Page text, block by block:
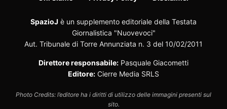
SpazioJ è un supplemento editoriale della Testata
Giornalistica "Nuovevoci"
Aut. Tribunale di Torre Annunziata n. 3 del 10/02/2011
Direttore responsabile: Pasquale Giacometti
Editore: Cierre Media SRLS
Photo Credits: l’editore ha i diritti di utilizzo delle immagini presenti sul
sito.